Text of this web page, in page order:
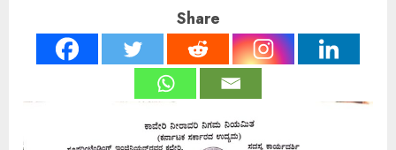
Share